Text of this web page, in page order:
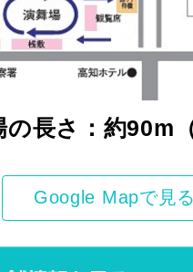
の長さ：約90m
Google Mapで見る